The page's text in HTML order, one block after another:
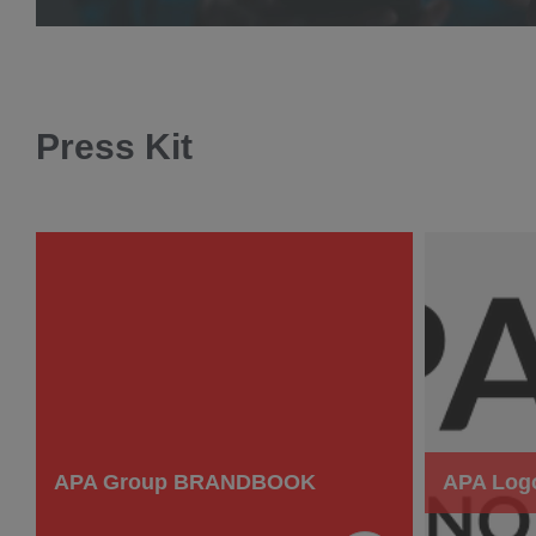
Press Kit
APA Group BRANDBOOK APA